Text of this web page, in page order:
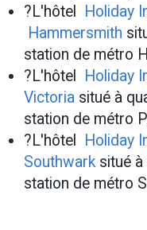
?L'hôtel
Holiday
Hammersmith
station de métro
?L'hôtel
Holiday
Victoria situé à
station de métro
?L'hôtel
Holiday
Southwarksitué à
station de métro